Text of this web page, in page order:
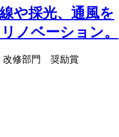
や採光、通風を
ノベーション。
改修部門 奨励賞